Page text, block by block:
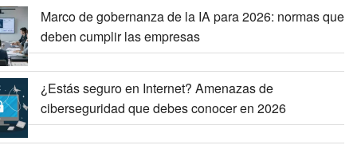
Marco de gobernanza de la IA para 2026: normas que
deben cumplir las empresas
¿Estás seguro en Internet? Amenazas de
ciberseguridad que debes conocer en 2026